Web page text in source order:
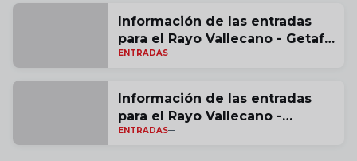
Información de las entradas
para el Rayo Vallecano - Getafe
CF
ENTRADAS
Información de las entradas
para el Rayo Vallecano -
Valencia CF
ENTRADAS